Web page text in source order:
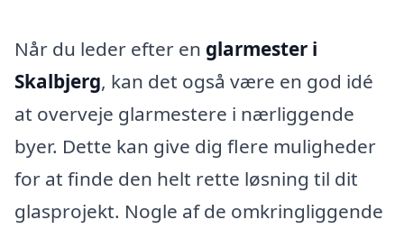
Når du leder efter en glarmester i
Skalbjerg, kan det også være en god idé
at overveje glarmestere i nærliggende
byer. Dette kan give dig flere muligheder
for at finde den helt rette løsning til dit
glasprojekt. Nogle af de omkringliggende